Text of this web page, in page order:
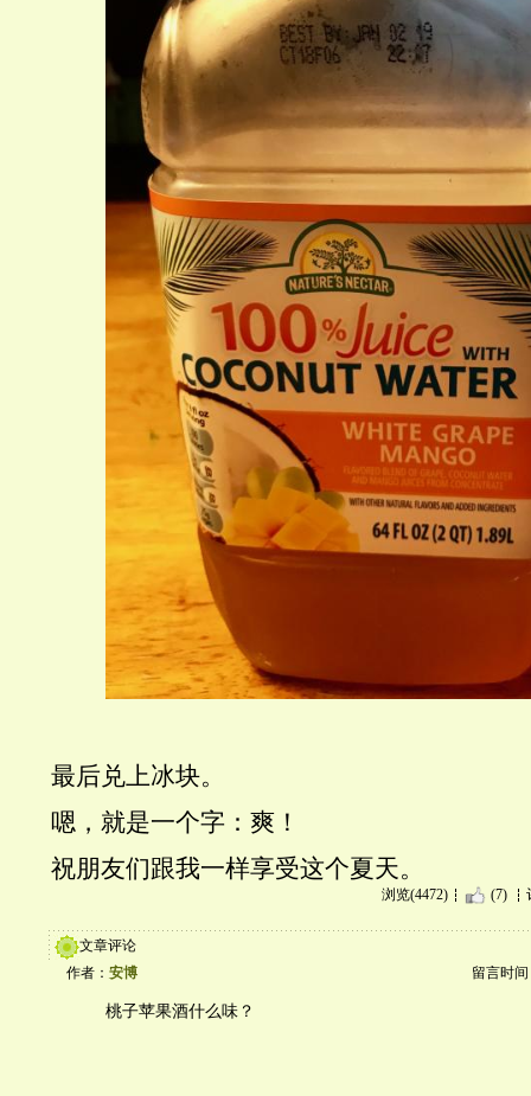
最后兑上冰块。
嗯，就是一个字：爽！
祝朋友们跟我一样享受这个夏天。
浏览(4472) (7)
文章评论
作者： 安博 留言时间
桃子苹果酒什么味？